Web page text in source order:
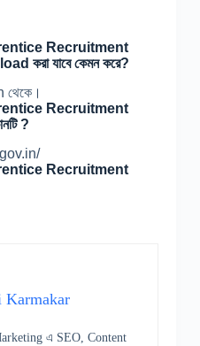
Recruitment
করা যাবে কেমন করে?
Recruitment
?
Recruitment
Karmakar
এ SEO, Content